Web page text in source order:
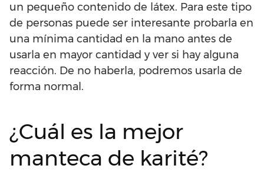
un pequeño contenido de látex. Para este tipo
de personas puede ser interesante probarla en
una mínima cantidad en la mano antes de
usarla en mayor cantidad y ver si hay alguna
reacción. De no haberla, podremos usarla de
forma normal.
¿Cuál es la mejor
manteca de karité?